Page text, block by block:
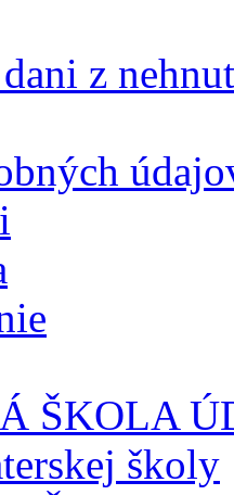
z
ŠKOLA
školy